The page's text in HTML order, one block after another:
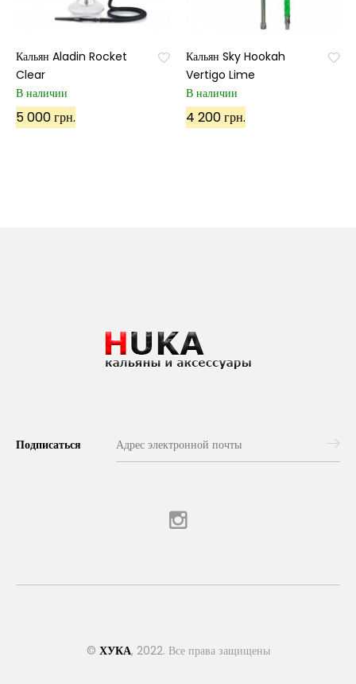
Кальян Aladin Rocket
Clear
В наличии
5 000 грн.
Кальян Sky Hookah
Vertigo Lime
В наличии
4 200 грн.
Подписаться
© ХУКА, 2022. Все права защищены